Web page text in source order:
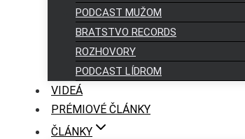
PODCAST MUŽOM
BRATSTVO RECORDS
ROZHOVORY
PODCAST LÍDROM
VIDEÁ
PRÉMIOVÉ ČLÁNKY
ČLÁNKY